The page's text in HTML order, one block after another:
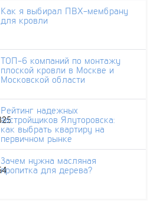
Как я выбирал ПВХ-мембрану
для кровли
ТОП-6 компаний по монтажу
плоской кровли в Москве и
Московской области
Рейтинг надежных
застройщиков Ялуторовска:
как выбрать квартиру на
первичном рынке
Зачем нужна масляная
пропитка для дерева?